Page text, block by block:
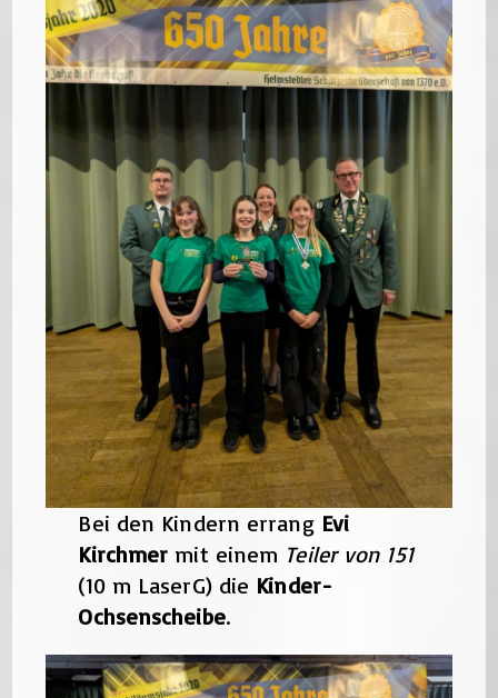
Bei den Kindern errang Evi
Kirchmer mit einem Teiler von 151
(10 m LaserG) die Kinder-
Ochsenscheibe.